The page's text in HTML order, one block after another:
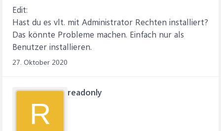
Edit:
Hast du es vlt. mit Administrator Rechten installiert?
Das könnte Probleme machen. Einfach nur als
Benutzer installieren.
27. Oktober 2020
R
readonly